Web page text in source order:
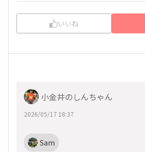
いいね
小金井のしんちゃん
2026/05/17 18:37
Sam